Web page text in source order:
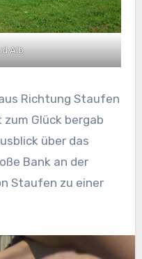
Alb
Richtung Staufen
Glück bergab
über das
Bank an der
Staufen zu einer